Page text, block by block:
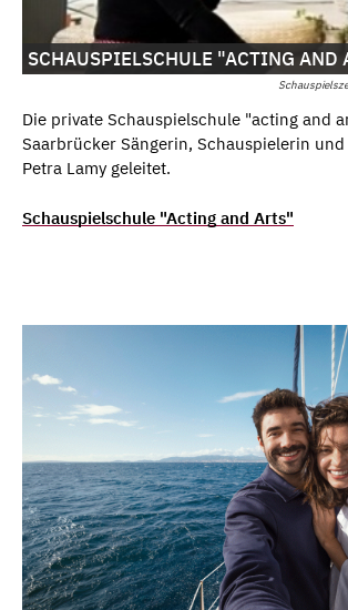
SCHAUSPIELSCHULE "ACTING AND
Die private Schauspielschule "acting and
Saarbrücker Sängerin, Schauspielerin und
Petra Lamy geleitet.
Schauspielschule "Acting and Arts"